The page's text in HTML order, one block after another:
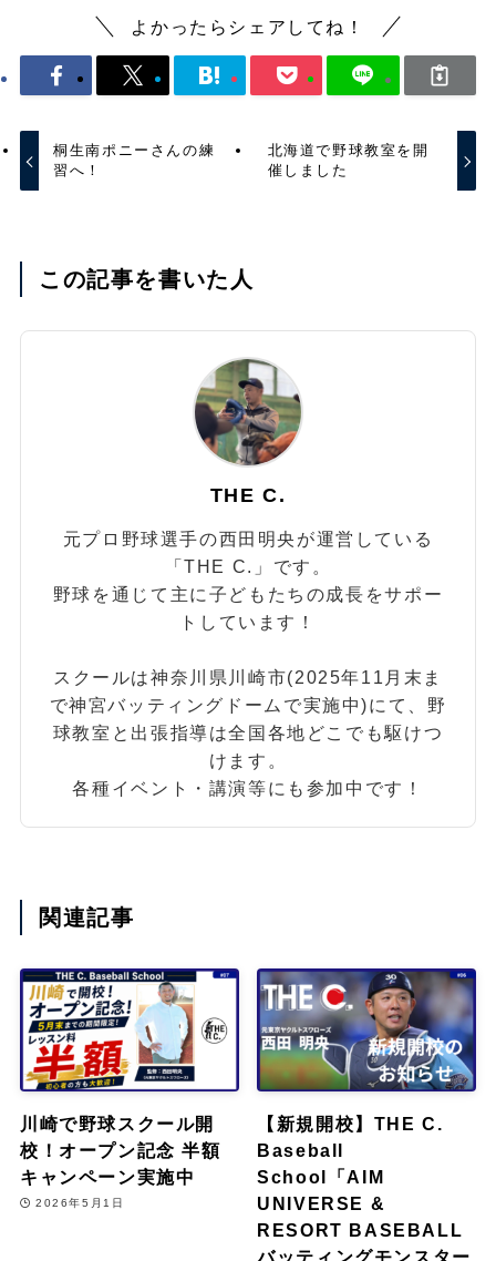
よかったらシェアしてね！
桐生南ポニーさんの練
習へ！
北海道で野球教室を開
催しました
この記事を書いた人
THE C.
元プロ野球選手の西田明央が運営している
「THE C.」です。
野球を通じて主に子どもたちの成長をサポー
トしています！
スクールは神奈川県川崎市(2025年11月末ま
で神宮バッティングドームで実施中)にて、野
球教室と出張指導は全国各地どこでも駆けつ
けます。
各種イベント・講演等にも参加中です！
関連記事
川崎で野球スクール開
校！オープン記念 半額
キャンペーン実施中
2026年5月1日
【新規開校】THE C.
Baseball
School「AIM
UNIVERSE &
RESORT BASEBALL
バッティングモンスター